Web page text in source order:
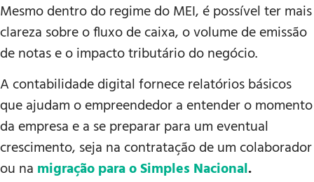
Mesmo dentro do regime do MEI, é possível ter mais
clareza sobre o fluxo de caixa, o volume de emissão
de notas e o impacto tributário do negócio.
A contabilidade digital fornece relatórios básicos
que ajudam o empreendedor a entender o momento
da empresa e a se preparar para um eventual
crescimento, seja na contratação de um colaborador
ou na migração para o Simples Nacional.